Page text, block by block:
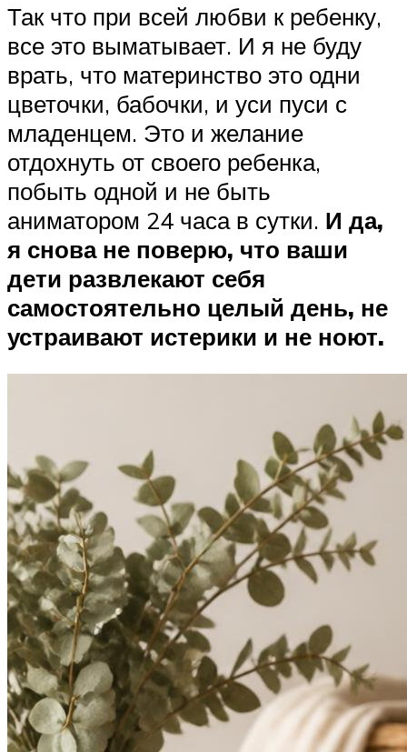
Так что при всей любви к ребенку,
все это выматывает. И я не буду
врать, что материнство это одни
цветочки, бабочки, и уси пуси с
младенцем. Это и желание
отдохнуть от своего ребенка,
побыть одной и не быть
аниматором 24 часа в сутки. И да,
я снова не поверю, что ваши
дети развлекают себя
самостоятельно целый день, не
устраивают истерики и не ноют.